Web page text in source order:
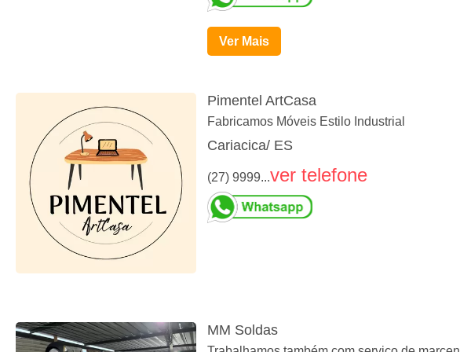
Ver Mais
Pimentel ArtCasa
Fabricamos Móveis Estilo Industrial
Cariacica/ ES
(27) 9999...ver telefone
MM Soldas